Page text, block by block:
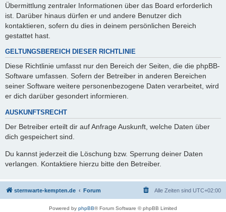
Übermittlung zentraler Informationen über das Board erforderlich
ist. Darüber hinaus dürfen er und andere Benutzer dich
kontaktieren, sofern du dies in deinem persönlichen Bereich
gestattet hast.
GELTUNGSBEREICH DIESER RICHTLINIE
Diese Richtlinie umfasst nur den Bereich der Seiten, die die phpBB-
Software umfassen. Sofern der Betreiber in anderen Bereichen
seiner Software weitere personenbezogene Daten verarbeitet, wird
er dich darüber gesondert informieren.
AUSKUNFTSRECHT
Der Betreiber erteilt dir auf Anfrage Auskunft, welche Daten über
dich gespeichert sind.
Du kannst jederzeit die Löschung bzw. Sperrung deiner Daten
verlangen. Kontaktiere hierzu bitte den Betreiber.
sternwarte-kempten.de Forum Alle Zeiten sind UTC+02:00
Powered by phpBB® Forum Software © phpBB Limited